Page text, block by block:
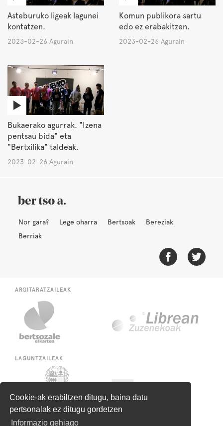
Cookie-ak erabiltzen ditugu, baina datu
pertsonalak ez ditugu gordetzen
Informazio gehiago
Asteburuko ligeak lagunei
kontatzen.
2023-02-26 Agurain
Komun publikora sartu
edo ez erabakitzen.
2023-02-26 Agurain
Bukaerako agurrak. "Izena
pentsau bida" eta
"Bertxilika" taldeak.
2023-02-26 Agurain
Nor gara? Lege oharra Bertsoak
Bereziak
Berriak
ARGITARATZAILEAK
LAGUNTZAILEAK